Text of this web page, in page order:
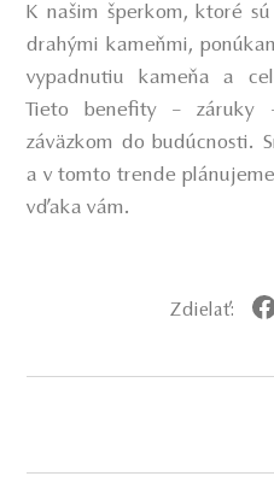
K našim šperkom, ktoré
drahými kameňmi,
vypadnutiu kameňa a
Tieto benefity – záruky
záväzkom do budúcnosti.
a v tomto trende
vďaka vám.
Zdielať: